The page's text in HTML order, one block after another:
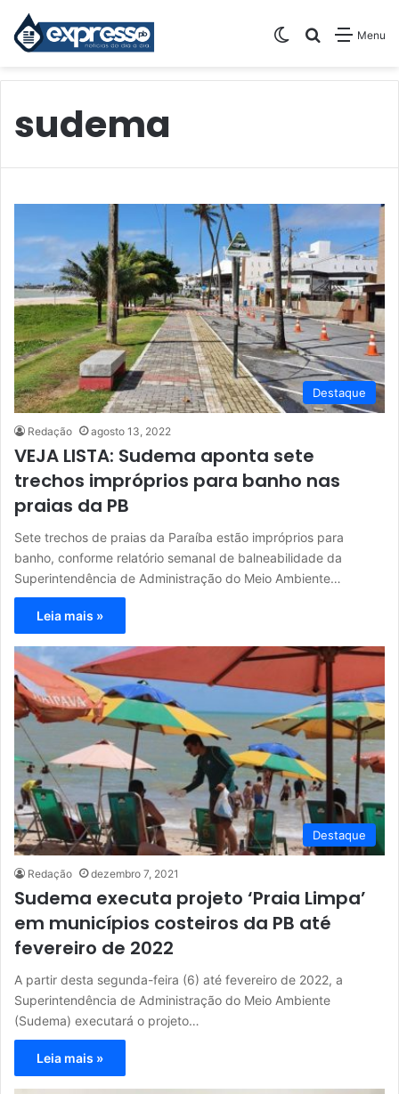
Menu
Pesquisar
Switch skin
sudema
Destaque
Redação agosto 13, 2022
VEJA LISTA: Sudema aponta sete
trechos impróprios para banho nas
praias da PB
Sete trechos de praias da Paraíba estão impróprios para
banho, conforme relatório semanal de balneabilidade da
Superintendência de Administração do Meio Ambiente…
Leia mais »
Destaque
Redação dezembro 7, 2021
Sudema executa projeto ‘Praia Limpa’
em municípios costeiros da PB até
fevereiro de 2022
A partir desta segunda-feira (6) até fevereiro de 2022, a
Superintendência de Administração do Meio Ambiente
(Sudema) executará o projeto…
Leia mais »